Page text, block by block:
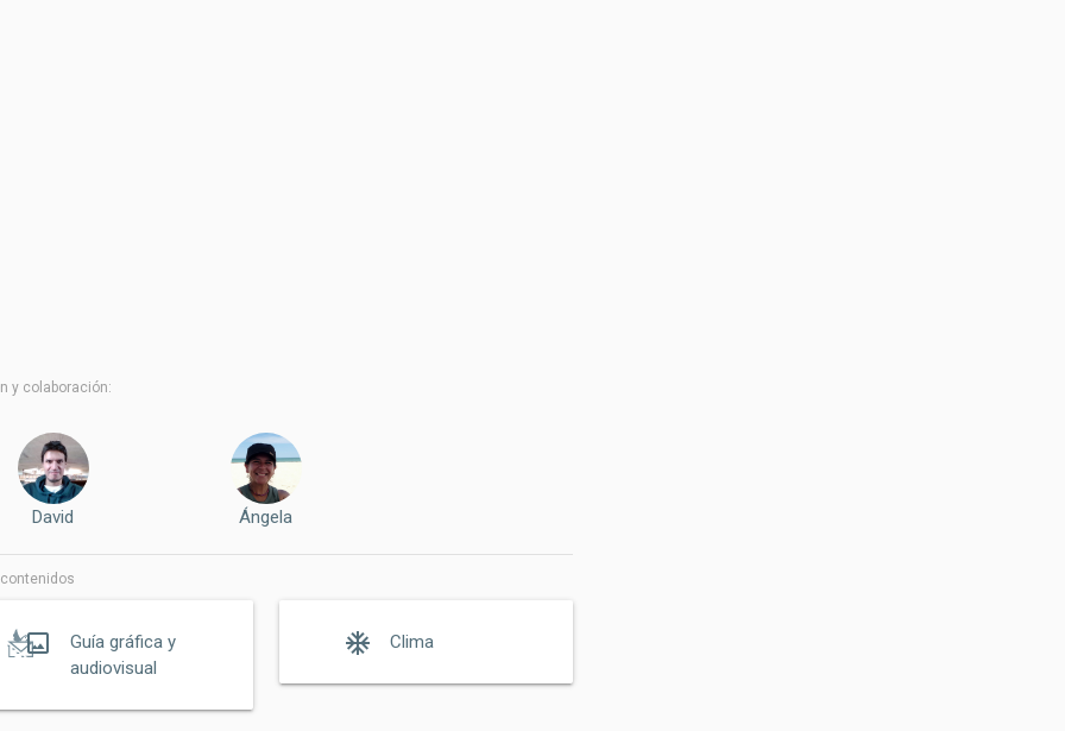
y colaboración:
David Ángela
crop_original
Guía gráfica y
audiovisual
ac_unit Clima